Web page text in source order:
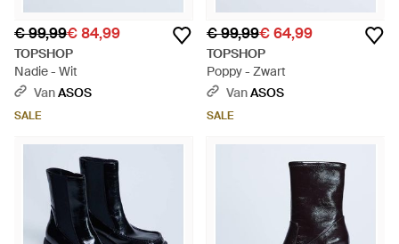
€ 99,99€ 84,99
TOPSHOP
Nadie - Wit
VanASOS
SALE
€ 99,99€ 64,99
TOPSHOP
Poppy - Zwart
VanASOS
SALE